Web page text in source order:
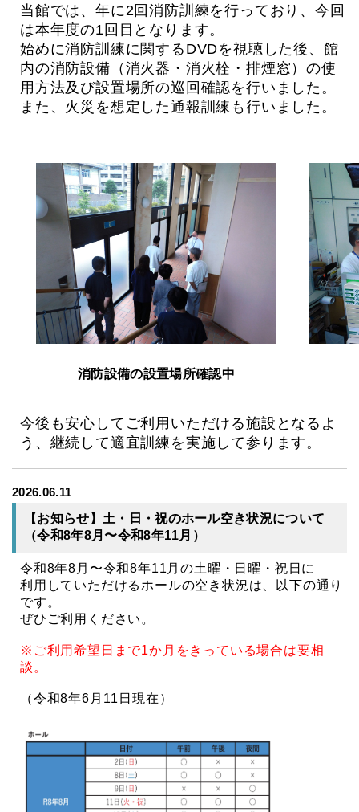
当館では、年に2回消防訓練を行っており、今回
は本年度の1回目となります。
始めに消防訓練に関するDVDを視聴した後、館
内の消防設備（消火器・消火栓・排煙窓）の使
用方法及び設置場所の巡回確認を行いました。
また、火災を想定した通報訓練も行いました。
消防設備の設置場所確認中
今後も安心してご利用いただける施設となるよ
う、継続して適宜訓練を実施して参ります。
2026.06.11
【お知らせ】土・日・祝のホール空き状況について
（令和8年8月〜令和8年11月）
令和8年8月〜令和8年11月の土曜・日曜・祝日に
利用していただけるホールの空き状況は、以下の通り
です。
ぜひご利用ください。
※ご利用希望日まで1か月をきっている場合は要相
談。
（令和8年6月11日現在）